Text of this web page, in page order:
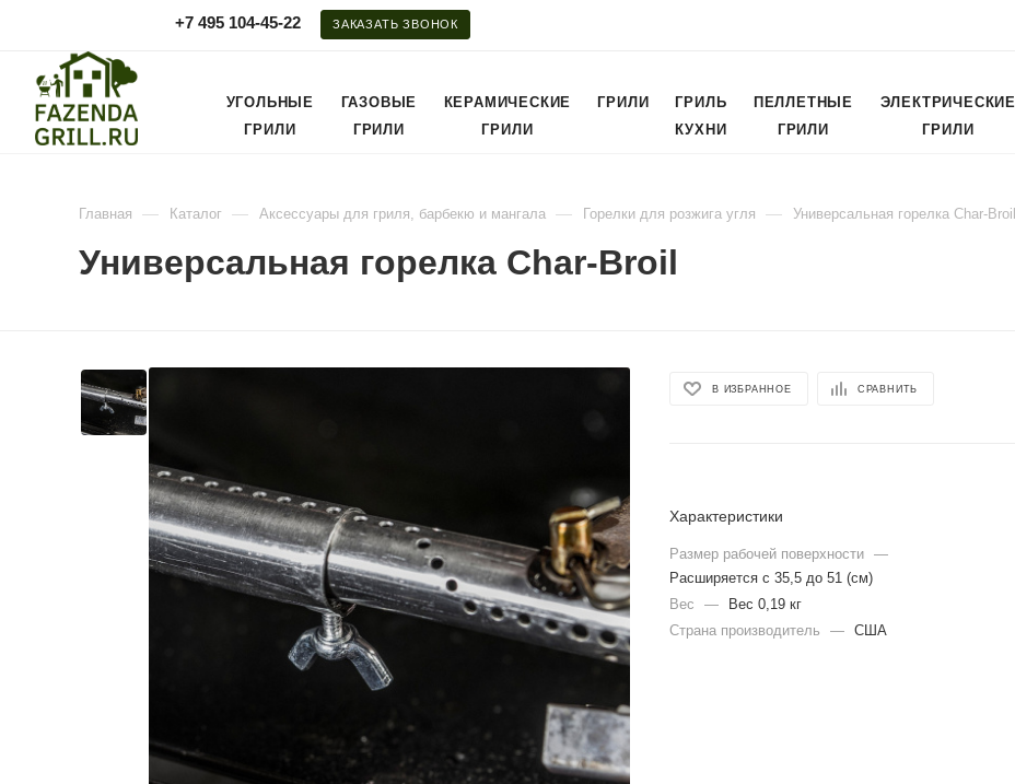
+7 495 104-45-22 ЗАКАЗАТЬ ЗВОНОК
УГОЛЬНЫЕ
ГРИЛИ
ГАЗОВЫЕ
ГРИЛИ
КЕРАМИЧЕСКИЕ
ГРИЛИ
ГРИЛИ
ГРИЛЬ
КУХНИ
ПЕЛЛЕТНЫЕ
ГРИЛИ
ЭЛЕКТРИЧЕСКИЕ
ГРИЛИ
Главная — Каталог — Аксессуары для гриля, барбекю и мангала — Горелки для розжига угля — Универсальная горелка Char-Broil
Универсальная горелка Char-Broil
В ИЗБРАННОЕ СРАВНИТЬ
Характеристики
Размер рабочей поверхности —
Расширяется с 35,5 до 51 (см)
Вес
—
Вес 0,19 кг
Страна производитель
— США